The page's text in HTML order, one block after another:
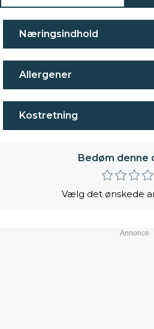
Næringsindhold
Allergener
Kostretning
Bedøm denne
Vælg det ønskede